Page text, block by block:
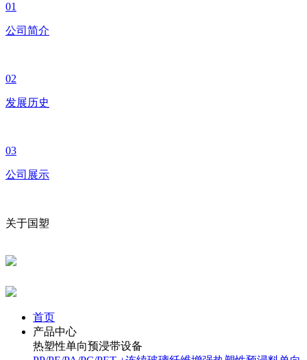
01
公司简介
02
发展历史
03
公司展示
关于国塑
首页
产品中心
热塑性单向预浸带设备